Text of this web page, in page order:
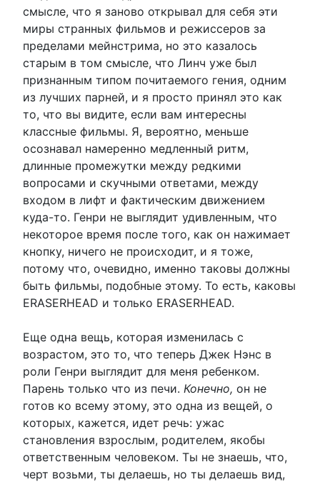
смысле, что я заново открывал для себя эти
миры странных фильмов и режиссеров за
пределами мейнстрима, но это казалось
старым в том смысле, что Линч уже был
признанным типом почитаемого гения, одним
из лучших парней, и я просто принял это как
то, что вы видите, если вам интересны
классные фильмы. Я, вероятно, меньше
осознавал намеренно медленный ритм,
длинные промежутки между редкими
вопросами и скучными ответами, между
входом в лифт и фактическим движением
куда-то. Генри не выглядит удивленным, что
некоторое время после того, как он нажимает
кнопку, ничего не происходит, и я тоже,
потому что, очевидно, именно таковы должны
быть фильмы, подобные этому. То есть, каковы
ERASERHEAD и только ERASERHEAD.
Еще одна вещь, которая изменилась с
возрастом, это то, что теперь Джек Нэнс в
роли Генри выглядит для меня ребенком.
Парень только что из печи. Конечно, он не
готов ко всему этому, это одна из вещей, о
которых, кажется, идет речь: ужас
становления взрослым, родителем, якобы
ответственным человеком. Ты не знаешь, что,
черт возьми, ты делаешь, но ты делаешь вид,